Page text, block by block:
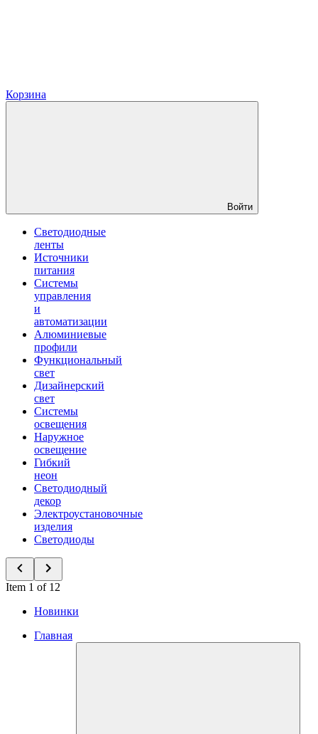
Корзина
Войти
Светодиодные
ленты
Источники
питания
Системы
управления
и
автоматизации
Алюминиевые
профили
Функциональный
свет
Дизайнерский
свет
Системы
освещения
Наружное
освещение
Гибкий
неон
Светодиодный
декор
Электроустановочные
изделия
Светодиоды
Item 1 of 12
Новинки
Главная